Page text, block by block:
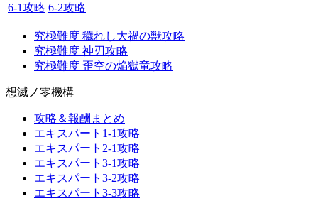
6-1攻略 6-2攻略
究極難度 穢れし大禍の獣攻略
究極難度 神刃攻略
究極難度 歪空の焔獄竜攻略
想滅ノ零機構
攻略＆報酬まとめ
エキスパート1-1攻略
エキスパート2-1攻略
エキスパート3-1攻略
エキスパート3-2攻略
エキスパート3-3攻略